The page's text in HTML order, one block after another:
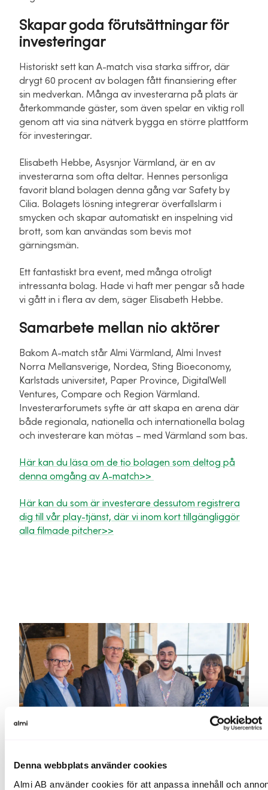
Denna webbplats använder cookies
Almi AB använder cookies för att anpassa innehåll och
Skapar goda förutsättningar för
investeringar
Historiskt sett kan A-match visa starka siffror, där
drygt 60 procent av bolagen fått finansiering efter
sin medverkan. Många av investerarna på plats är
återkommande gäster, som även spelar en viktig roll
genom att via sina nätverk bygga en större plattform
för investeringar.
Elisabeth Hebbe, Asysnjor Värmland, är en av
investerarna som ofta deltar. Hennes personliga
favorit bland bolagen denna gång var Safety by
Cilia. Bolagets lösning integrerar överfallslarm i
smycken och skapar automatiskt en inspelning vid
brott, som kan användas som bevis mot
gärningsmän.
Ett fantastiskt bra event, med många otroligt
intressanta bolag. Hade vi haft mer pengar så hade
vi gått in i flera av dem, säger Elisabeth Hebbe.
Samarbete mellan nio aktörer
Bakom A-match står Almi Värmland, Almi Invest
Norra Mellansverige, Nordea, Sting Bioeconomy,
Karlstads universitet, Paper Province, DigitalWell
Ventures, Compare och Region Värmland.
Investerarforumets syfte är att skapa en arena där
både regionala, nationella och internationella bolag
och investerare kan mötas – med Värmland som bas.
Här kan du läsa om de tio bolagen som deltog på
denna omgång av A-match>>
Här kan du som är investerare dessutom registrera
dig till vår play-tjänst, där vi inom kort tillgängliggör
alla filmade pitcher>>